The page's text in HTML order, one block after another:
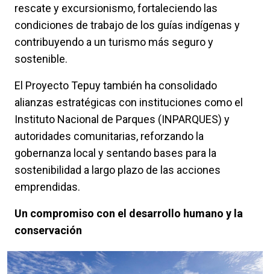
rescate y excursionismo, fortaleciendo las
condiciones de trabajo de los guías indígenas y
contribuyendo a un turismo más seguro y
sostenible.
El Proyecto Tepuy también ha consolidado
alianzas estratégicas con instituciones como el
Instituto Nacional de Parques (INPARQUES) y
autoridades comunitarias, reforzando la
gobernanza local y sentando bases para la
sostenibilidad a largo plazo de las acciones
emprendidas.
Un compromiso con el desarrollo humano y la
conservación